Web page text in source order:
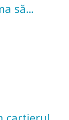
să
an